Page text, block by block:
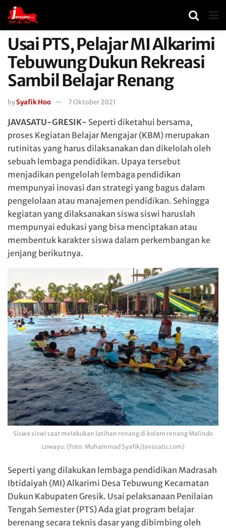
Usai PTS, Pelajar MI Alkarimi
Tebuwung Dukun Rekreasi
Sambil Belajar Renang
bySyafik Hoo 7 Oktober 2021
JAVASATU-GRESIK- Seperti diketahui bersama,
proses Kegiatan Belajar Mengajar (KBM) merupakan
rutinitas yang harus dilaksanakan dan dikelolah oleh
sebuah lembaga pendidikan. Upaya tersebut
menjadikan pengelolah lembaga pendidikan
mempunyai inovasi dan strategi yang bagus dalam
pengelolaan atau manajemen pendidikan. Sehingga
kegiatan yang dilaksanakan siswa siswi haruslah
mempunyai edukasi yang bisa menciptakan atau
membentuk karakter siswa dalam perkembangan ke
jenjang berikutnya.
Siswa siswi saat melakukan latihan renang di kolam renang Malindo
Lowayu. (Foto: Muhammad Syafik/Javasatu.com)
Seperti yang dilakukan lembaga pendidikan Madrasah
Ibtidaiyah (MI) Alkarimi Desa Tebuwung Kecamatan
Dukun Kabupaten Gresik. Usai pelaksanaan Penilaian
Tengah Semester (PTS) Ada giat program belajar
berenang secara teknis dasar yang dibimbing oleh